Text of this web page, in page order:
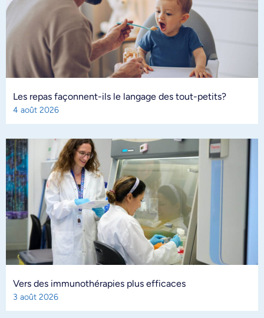
Les repas façonnent-ils le langage des tout-petits?
4 août 2026
Vers des immunothérapies plus efficaces
3 août 2026